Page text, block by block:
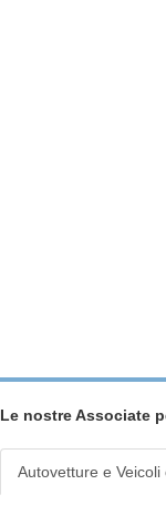
Le nostre Associate
Autovetture e Veicoli